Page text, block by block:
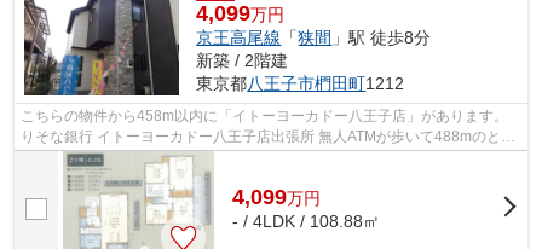
4,099万円
京王高尾線 「狭間 」駅 徒歩8分
新築 / 2階建
東京都八王子市椚田町1212
こちらの物件から458m以内に「イトーヨーカドー八王子店」があります。
りそな銀行 イトーヨーカドー八王子店出張所 無人ATMが歩いて488mのとこ
ろにあります。こだわりのある方も多い、...
4,099万円
- / 4LDK / 108.88㎡